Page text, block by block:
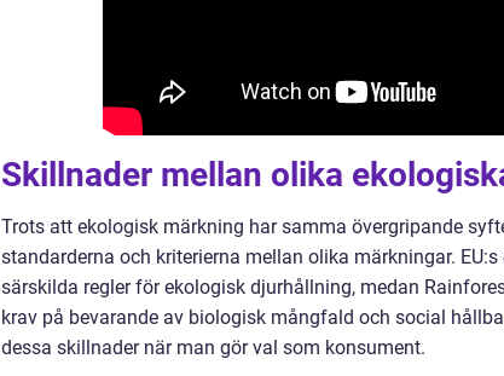
Skillnader mellan olika
Trots att ekologisk märkning har samma övergripande
standarderna och kriterierna mellan olika märkningar.
särskilda regler för ekologisk djurhållning, medan
krav på bevarande av biologisk mångfald och social
dessa skillnader när man gör val som konsument.